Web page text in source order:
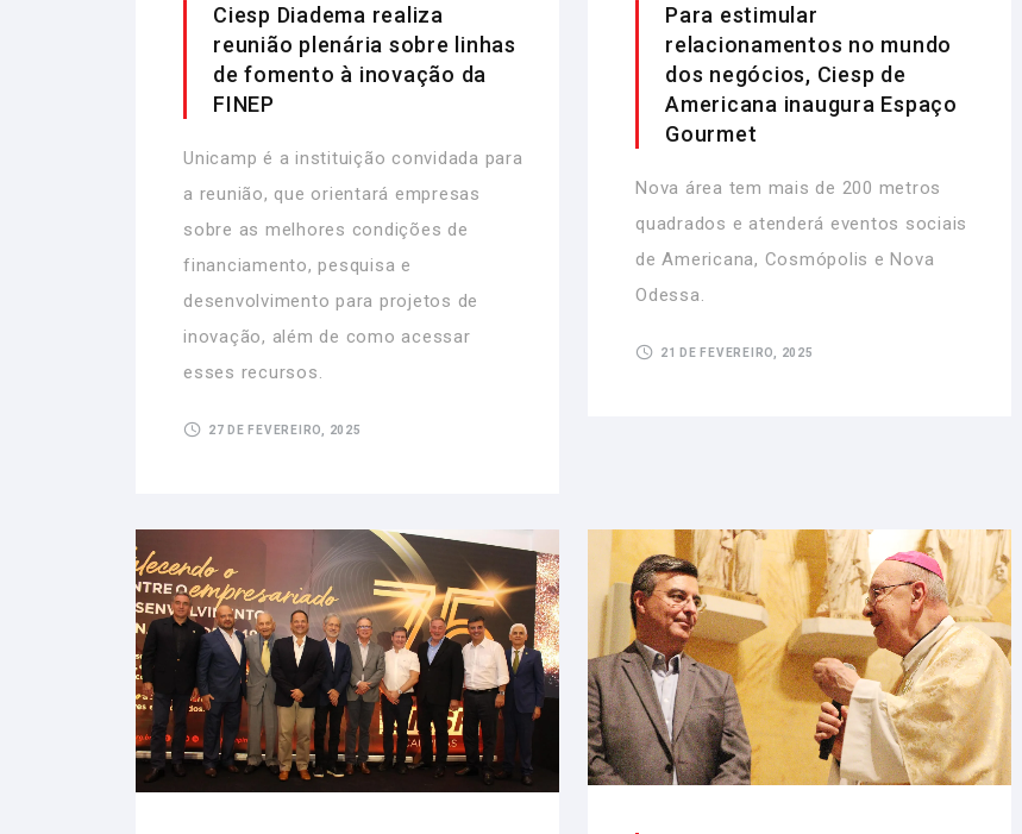
Ciesp Diadema realiza
reunião plenária sobre linhas
de fomento à inovação da
FINEP
Unicamp é a instituição convidada para
a reunião, que orientará empresas
sobre as melhores condições de
financiamento, pesquisa e
desenvolvimento para projetos de
inovação, além de como acessar
esses recursos.
27 DE FEVEREIRO, 2025
Para estimular
relacionamentos no mundo
dos negócios, Ciesp de
Americana inaugura Espaço
Gourmet
Nova área tem mais de 200 metros
quadrados e atenderá eventos sociais
de Americana, Cosmópolis e Nova
Odessa.
21 DE FEVEREIRO, 2025